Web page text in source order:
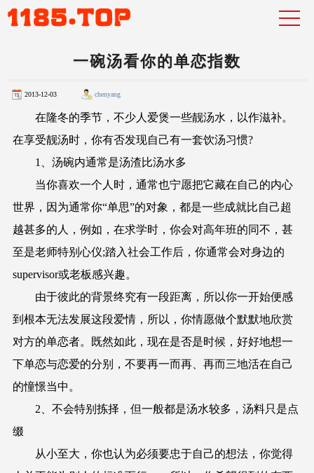
一碗汤看你的单恋指数
2013-12-03 chenyang
在隆冬的季节，不少人爱煲一些靓汤水，以作滋补。
在享受靓汤时，你有否发现自己有一套饮汤习惯?
1、汤碗内通常是汤渣比汤水多
当你喜欢一个人时，通常也宁愿把它藏在自己的内心
世界，因为通常你“单思”的对象，都是一些成就比自己超
越甚多的人，例如，在求学时，你会对高年班的同不，甚
至是老师特别心仪;踏入社会工作后，你通常会对身边的
supervisor或老板感兴趣。
由于彼此的背景终究有一段距离，所以你一开始便感
到根本无法发展这段爱情，所以，你情愿做个默默地欣赏
对方的单恋者。既然如此，现在是否是时候，好好地想一
下单恋与恋爱的分别，不要再一而再、再而三地活在自己
的憧憬当中。
2、不会特别拣择，但一般都是汤水较多，汤料只是点
缀
从小至大，你也认为必须要忠于自己的想法，你觉得